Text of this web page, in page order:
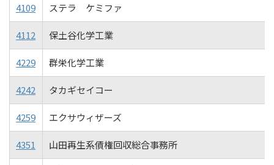
4109 ステラ ケミファ
4112 保土谷化学工業
4229 群栄化学工業
4242 タカギセイコー
4259 エクサウィザーズ
4351 山田再生系債権回収総合事務所